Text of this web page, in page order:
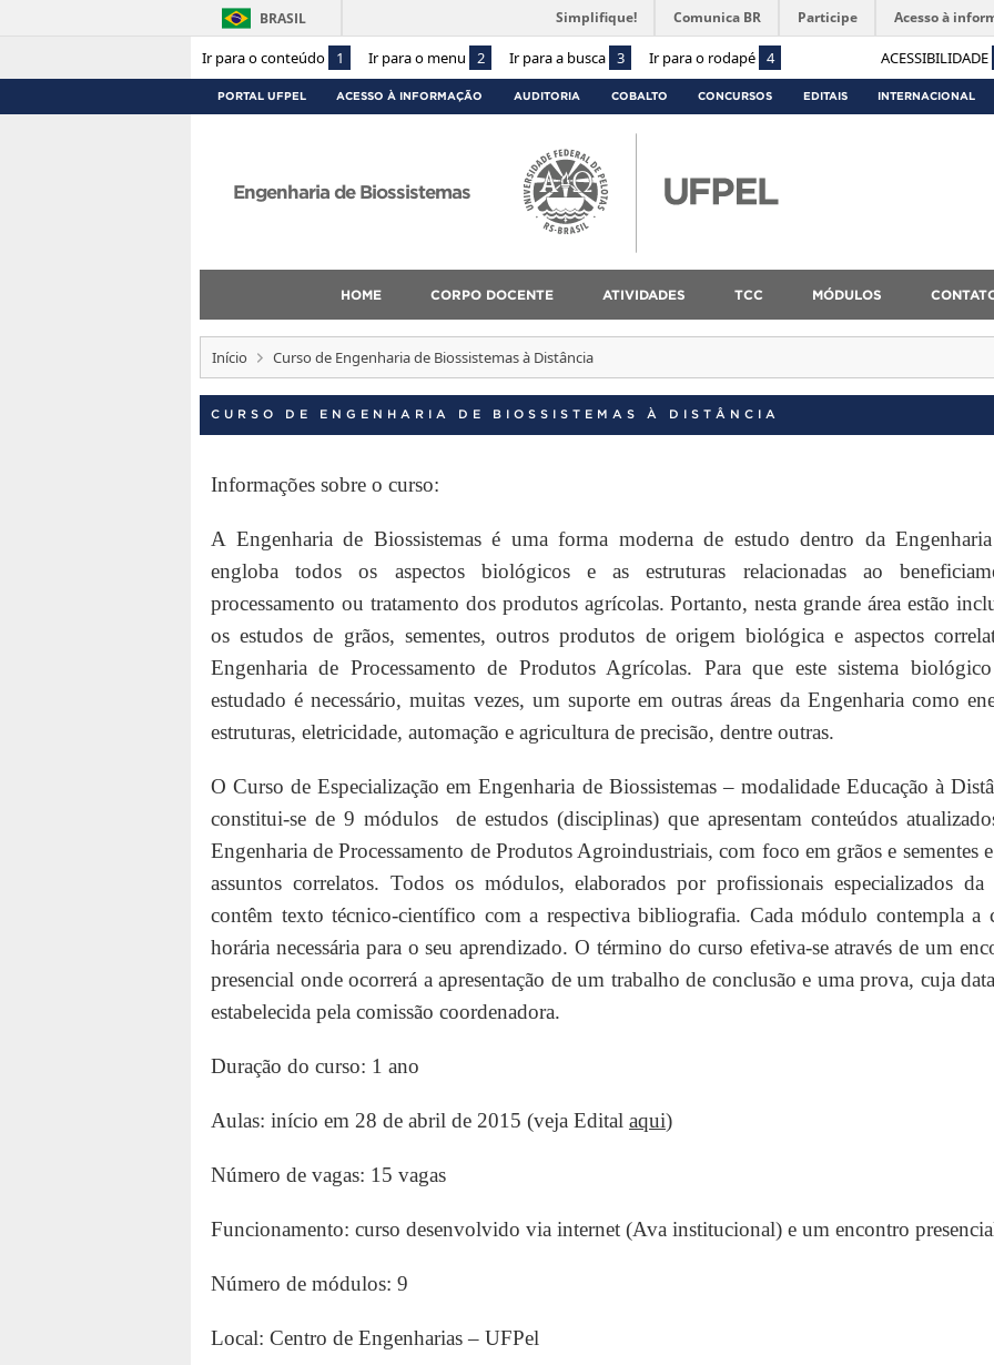
Ir para o conteúdo 1 Ir para o menu 2 Ir para a busca 3 Ir para o rodapé 4 ACESSIBILIDADE
BRASIL Simplifique! Comunica BR Participe Acesso à
PORTAL UFPEL ACESSO À INFORMAÇÃO AUDITORIA COBALTO CONCURSOS EDITAIS INTERNACIONAL
Engenharia de Biossistemas
HOME CORPO DOCENTE ATIVIDADES TCC MÓDULOS
Início Curso de Engenharia de Biossistemas à Distância
CURSO DE ENGENHARIA DE BIOSSISTEMAS À DISTÂNCIA
Informações sobre o curso:
A Engenharia de Biossistemas é uma forma moderna de estudo dentro da
engloba todos os aspectos biológicos e as estruturas relacionadas ao
processamento ou tratamento dos produtos agrícolas. Portanto, nesta grande área estão
os estudos de grãos, sementes, outros produtos de origem biológica e aspectos
Engenharia de Processamento de Produtos Agrícolas. Para que este sistema
estudado é necessário, muitas vezes, um suporte em outras áreas da Engenharia como
estruturas, eletricidade, automação e agricultura de precisão, dentre outras.
O Curso de Especialização em Engenharia de Biossistemas – modalidade Educação à
constitui-se de 9 módulos de estudos (disciplinas) que apresentam conteúdos
Engenharia de Processamento de Produtos Agroindustriais, com foco em grãos e sementes e
assuntos correlatos. Todos os módulos, elaborados por profissionais especializados da
contêm texto técnico-científico com a respectiva bibliografia. Cada módulo contempla a
horária necessária para o seu aprendizado. O término do curso efetiva-se através de um
presencial onde ocorrerá a apresentação de um trabalho de conclusão e uma prova, cuja
estabelecida pela comissão coordenadora.
Duração do curso: 1 ano
Aulas: início em 28 de abril de 2015 (veja Edital aqui)
Número de vagas: 15 vagas
Funcionamento: curso desenvolvido via internet (Ava institucional) e um encontro
Número de módulos: 9
Local: Centro de Engenharias – UFPel